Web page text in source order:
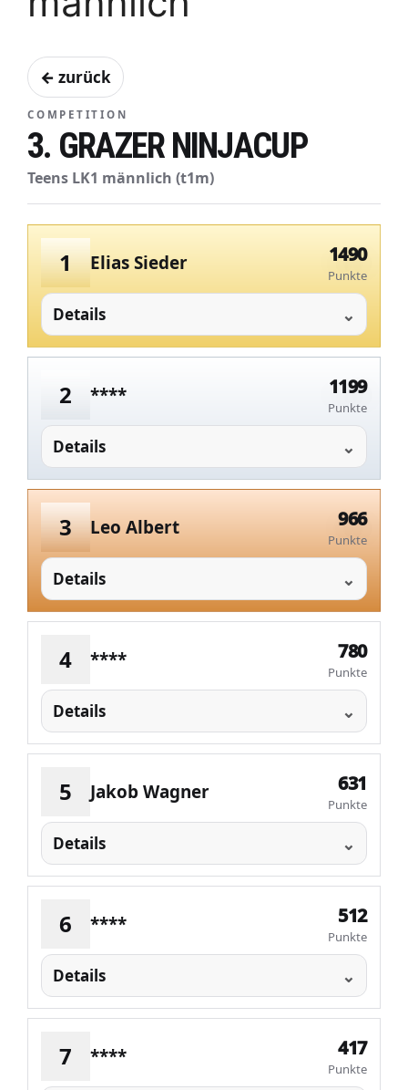
← zurück
COMPETITION
3. GRAZER NINJACUP
Teens LK1 männlich (t1m)
1 Elias Sieder 1490
Punkte
Details
2 **** 1199
Punkte
Details
3 Leo Albert 966
Punkte
Details
4 **** 780
Punkte
Details
5 Jakob Wagner 631
Punkte
Details
6 **** 512
Punkte
Details
7 **** 417
Punkte